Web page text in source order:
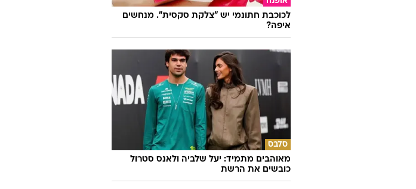
אופנה
לכוכבת חתונמי יש "צלקת סקסית". מנחשים